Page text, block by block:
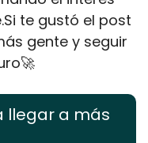
te gustó el post
gente y seguir
🚀
llegar a más